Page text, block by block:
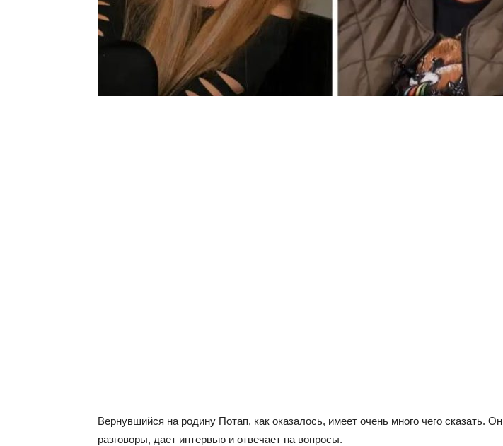
Вернувшийся на родину Потап, как оказалось, имеет очень много чего сказать.
разговоры, дает интервью и отвечает на вопросы.